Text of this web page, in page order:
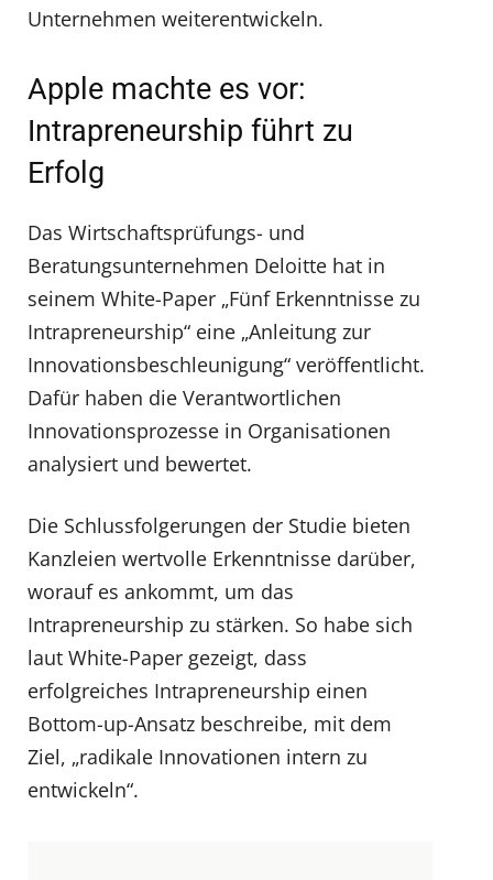
Unternehmen weiterentwickeln.
Apple machte es vor:
Intrapreneurship führt zu
Erfolg
Das Wirtschaftsprüfungs- und
Beratungsunternehmen Deloitte hat in
seinem White-Paper „Fünf Erkenntnisse zu
Intrapreneurship“ eine „Anleitung zur
Innovationsbeschleunigung“ veröffentlicht.
Dafür haben die Verantwortlichen
Innovationsprozesse in Organisationen
analysiert und bewertet.
Die Schlussfolgerungen der Studie bieten
Kanzleien wertvolle Erkenntnisse darüber,
worauf es ankommt, um das
Intrapreneurship zu stärken. So habe sich
laut White-Paper gezeigt, dass
erfolgreiches Intrapreneurship einen
Bottom-up-Ansatz beschreibe, mit dem
Ziel, „radikale Innovationen intern zu
entwickeln“.